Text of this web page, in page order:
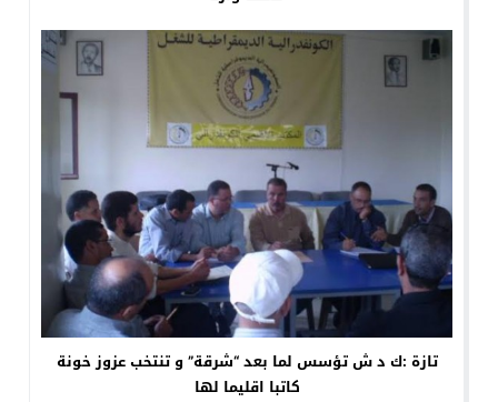
تازة :ك د ش تؤسس لما بعد “شرقة” و تنتخب عزوز خونة
كاتبا اقليما لها